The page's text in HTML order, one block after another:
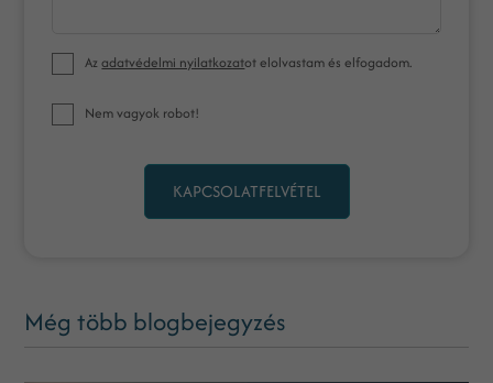
Azadatvédelmi nyilatkozatot elolvastam és elfogadom.
Nem vagyok robot!
KAPCSOLATFELVÉTEL
Még több blogbejegyzés